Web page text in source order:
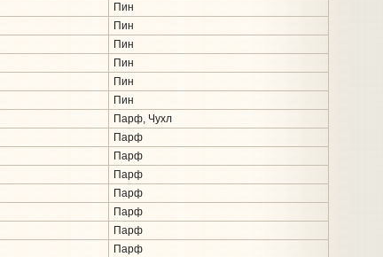
Пин
Пин
Пин
Пин
Пин
Пин
Парф, Чухл
Парф
Парф
Парф
Парф
Парф
Парф
Парф